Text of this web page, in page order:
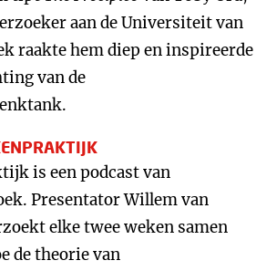
aan de Universiteit van
raakte hem diep en inspireerde
van de
is een podcast van
Presentator Willem van
elke twee weken samen
de theorie van